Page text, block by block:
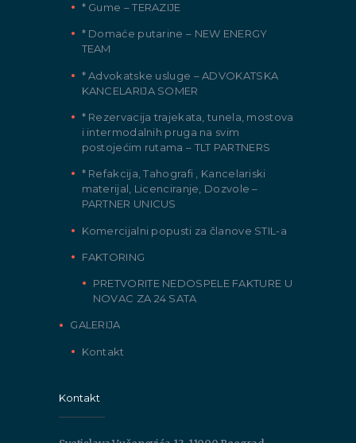
* Gume – TERAZIJE
* Domaće putarine – NEW ENERGY
TEAM
* Advokatske usluge – ADVOKATSKA
KANCELARIJA SOMER
* Rezervacija trajekata, tunela, mostova
i intermodalnih pruga na svim
postojećim rutama – TLT PARTNERS
* Refakcija, Tahografi , Kancelariski
materijal, Licenciranje, Dozvole –
PARTNER UNICUS
Komercijalni popusti za članove STIL-a
FAKTORING
PRETVORITE NEDOSPELE FAKTURE U
NOVAC ZA 24 SATA
GALERIJA
Kontakt
Kontakt